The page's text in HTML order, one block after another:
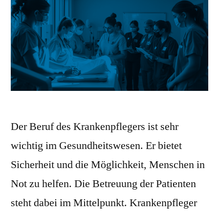
Der Beruf des Krankenpflegers ist sehr
wichtig im Gesundheitswesen. Er bietet
Sicherheit und die Möglichkeit, Menschen in
Not zu helfen. Die Betreuung der Patienten
steht dabei im Mittelpunkt. Krankenpfleger